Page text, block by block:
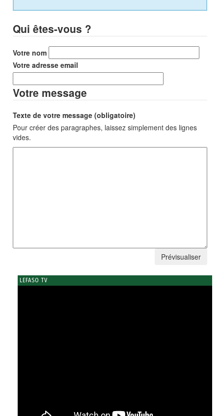
Qui êtes-vous ?
Votre nom
Votre adresse email
Votre message
Texte de votre message (obligatoire)
Pour créer des paragraphes, laissez simplement des lignes
vides.
LEFASO TV